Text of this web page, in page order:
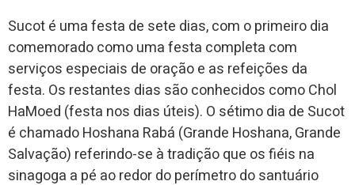
Sucot é uma festa de sete dias, com o primeiro dia
comemorado como uma festa completa com
serviços especiais de oração e as refeições da
festa. Os restantes dias são conhecidos como Chol
HaMoed (festa nos dias úteis). O sétimo dia de Sucot
é chamado Hoshana Rabá (Grande Hoshana, Grande
Salvação) referindo-se à tradição que os fiéis na
sinagoga a pé ao redor do perímetro do santuário